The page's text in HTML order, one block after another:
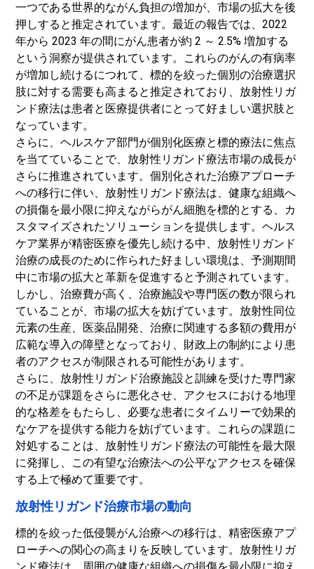
一つである世界的ながん負担の増加が、市場の拡大を後
押しすると推定されています。最近の報告では、2022
年から 2023 年の間にがん患者が約 2 ～ 2.5% 増加する
という洞察が提供されています。これらのがんの有病率
が増加し続けるにつれて、標的を絞った個別の治療選択
肢に対する需要も高まると推定されており、放射性リガ
ンド療法は患者と医療提供者にとって好ましい選択肢と
なっています。
さらに、ヘルスケア部門が個別化医療と標的療法に焦点
を当てていることで、放射性リガンド療法市場の成長が
さらに推進されています。個別化された治療アプローチ
への移行に伴い、放射性リガンド療法は、健康な組織へ
の損傷を最小限に抑えながらがん細胞を標的とする、カ
スタマイズされたソリューションを提供します。ヘルス
ケア業界が精密医療を優先し続ける中、放射性リガンド
治療の成長のために作られた好ましい環境は、予測期間
中に市場の拡大と革新を促進すると予測されています。
しかし、治療費が高く、治療施設や専門医の数が限られ
ていることが、市場の拡大を妨げています。放射性同位
元素の生産、医薬品開発、治療に関連する多額の費用が
広範な導入の障壁となっており、財政上の制約により患
者のアクセスが制限される可能性があります。
さらに、放射性リガンド治療施設と訓練を受けた専門家
の不足が課題をさらに悪化させ、アクセスにおける地理
的な格差をもたらし、必要な患者にタイムリーで効果的
なケアを提供する能力を妨げています。これらの課題に
対処することは、放射性リガンド療法の可能性を最大限
に発揮し、この有望な治療法への公平なアクセスを確保
する上で極めて重要です。
放射性リガンド治療市場の動向
標的を絞った低侵襲がん治療への移行は、精密医療アプ
ローチへの関心の高まりを反映しています。放射性リガ